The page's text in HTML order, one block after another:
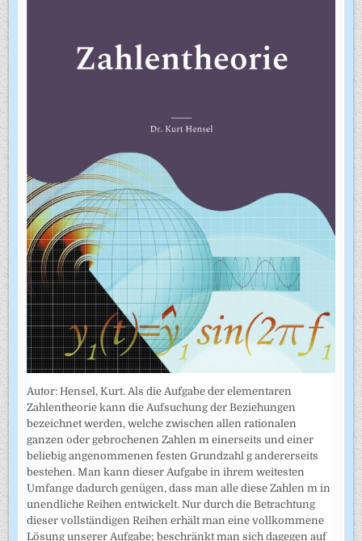
Autor: Hensel, Kurt. Als die Aufgabe der elementaren
Zahlentheorie kann die Aufsuchung der Beziehungen
bezeichnet werden, welche zwischen allen rationalen
ganzen oder gebrochenen Zahlen m einerseits und einer
beliebig angenommenen festen Grundzahl g andererseits
bestehen. Man kann dieser Aufgabe in ihrem weitesten
Umfange dadurch genügen, dass man alle diese Zahlen m in
unendliche Reihen entwickelt. Nur durch die Betrachtung
dieser vollständigen Reihen erhält man eine vollkommene
Lösung unserer Aufgabe; beschränkt man sich dagegen auf